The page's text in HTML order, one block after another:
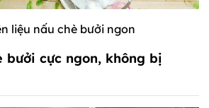
liệu nấu chè bưởi ngon
bưởi cực ngon, không bị